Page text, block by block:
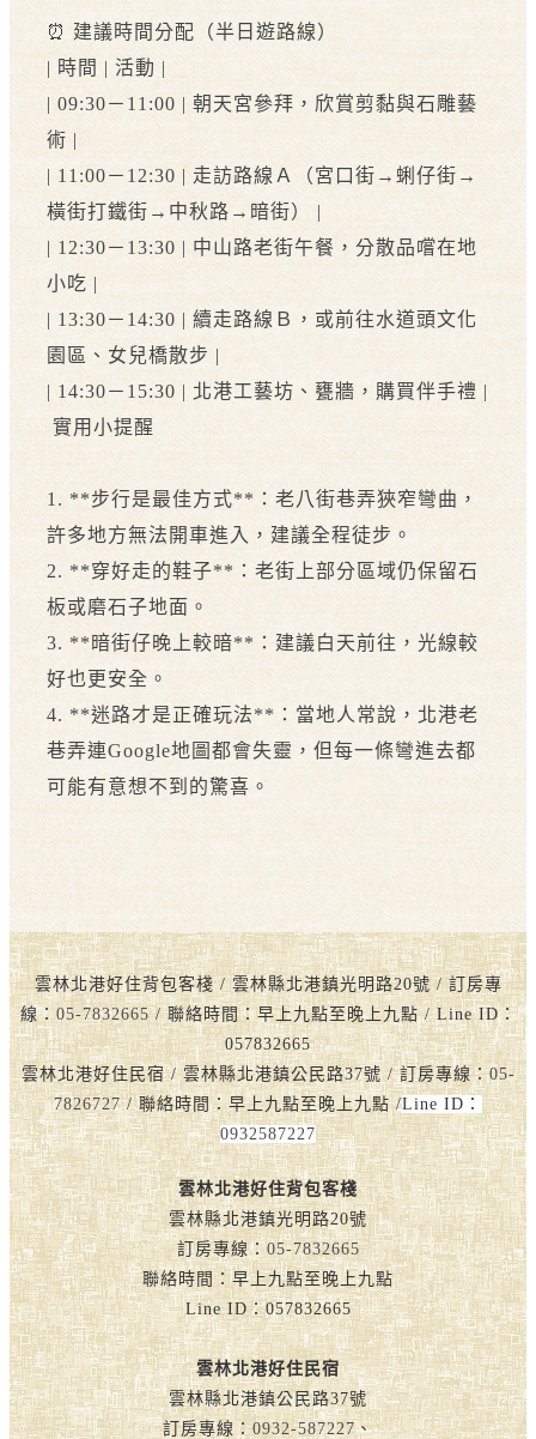
⏰ 建議時間分配（半日遊路線）
| 時間 | 活動 |
| 09:30－11:00 | 朝天宮參拜，欣賞剪黏與石雕藝
術 |
| 11:00－12:30 | 走訪路線Ａ（宮口街→蜊仔街→
橫街打鐵街→中秋路→暗街） |
| 12:30－13:30 | 中山路老街午餐，分散品嚐在地
小吃 |
| 13:30－14:30 | 續走路線Ｂ，或前往水道頭文化
園區、女兒橋散步 |
| 14:30－15:30 | 北港工藝坊、甕牆，購買伴手禮 |
實用小提醒
1. **步行是最佳方式**：老八街巷弄狹窄彎曲，
許多地方無法開車進入，建議全程徒步。
2. **穿好走的鞋子**：老街上部分區域仍保留石
板或磨石子地面。
3. **暗街仔晚上較暗**：建議白天前往，光線較
好也更安全。
4. **迷路才是正確玩法**：當地人常說，北港老
巷弄連Google地圖都會失靈，但每一條彎進去都
可能有意想不到的驚喜。
雲林北港好住背包客棧 / 雲林縣北港鎮光明路20號 / 訂房專
線： 05-7832665/ 聯絡時間：早上九點至晚上九點 / Line ID：
057832665
雲林北港好住民宿 / 雲林縣北港鎮公民路37號 / 訂房專線：05-
7826727/ 聯絡時間：早上九點至晚上九點 /Line ID：
0932587227
雲林北港好住背包客棧
雲林縣北港鎮光明路20號
訂房專線：05-7832665
聯絡時間：早上九點至晚上九點
Line ID：057832665
雲林北港好住民宿
雲林縣北港鎮公民路37號
訂房專線：0932-587227、